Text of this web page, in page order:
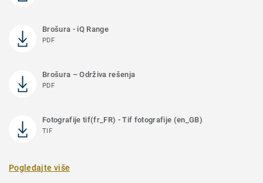
Brošura - iQ Range
PDF
Brošura – Održiva rešenja
PDF
Fotografije tif(fr_FR) - Tif fotografije (en_GB)
TIF
Pogledajte više